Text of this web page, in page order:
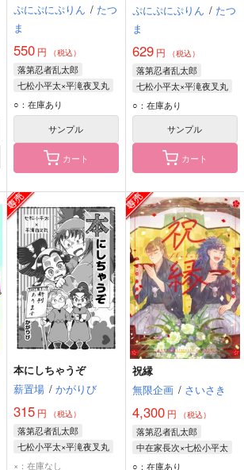
ぷにぷにぷりん / たつ
ま
550 円 （税込）
落第忍者乱太郎
七松小平太×平滝夜叉丸
七松小平太
平滝夜叉丸
○：在庫あり
サンプル
カート
ぷにぷにぷりん / たつ
ま
629円 （税込）
落第忍者乱太郎
七松小平太×平滝夜叉丸
七松小平太
平滝夜叉丸
○：在庫あり
サンプル
カート
本にしちゃうぞ
薪置場 / かがりび
315 円 （税込）
落第忍者乱太郎
七松小平太×平滝夜叉丸
七松小平太
×：在庫なし
祝縁
無限企画 / さいさき
4,300円 （税込）
落第忍者乱太郎
中在家長次×七松小平太
中在家長次
○：在庫あり